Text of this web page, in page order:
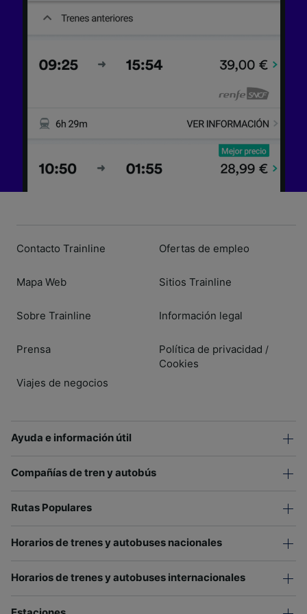
Contacto Trainline
Mapa Web
Sobre Trainline
Prensa
Viajes de negocios
Ofertas de empleo
Sitios Trainline
Información legal
Política de privacidad /
Cookies
Ayuda e información útil
Compañías de tren y autobús
Rutas Populares
Horarios de trenes y autobuses nacionales
Horarios de trenes y autobuses internacionales
contenido personalizados, medición de
Lista de asociados (proveedores)